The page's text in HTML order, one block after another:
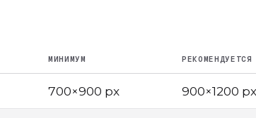
МИНИМУМ РЕКОМЕНДУЕТСЯ
700×900 px 900×1200